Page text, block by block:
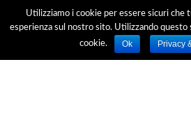
Utilizziamo i cookie per essere sicuri che
esperienza sul nostro sito. Utilizzando
cookie.
Ok Privacy